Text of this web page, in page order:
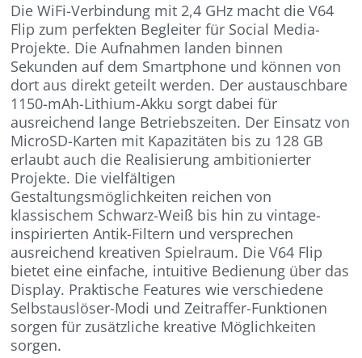
Die WiFi-Verbindung mit 2,4 GHz macht die V64
Flip zum perfekten Begleiter für Social Media-
Projekte. Die Aufnahmen landen binnen
Sekunden auf dem Smartphone und können von
dort aus direkt geteilt werden. Der austauschbare
1150-mAh-Lithium-Akku sorgt dabei für
ausreichend lange Betriebszeiten. Der Einsatz von
MicroSD-Karten mit Kapazitäten bis zu 128 GB
erlaubt auch die Realisierung ambitionierter
Projekte. Die vielfältigen
Gestaltungsmöglichkeiten reichen von
klassischem Schwarz-Weiß bis hin zu vintage-
inspirierten Antik-Filtern und versprechen
ausreichend kreativen Spielraum. Die V64 Flip
bietet eine einfache, intuitive Bedienung über das
Display. Praktische Features wie verschiedene
Selbstauslöser-Modi und Zeitraffer-Funktionen
sorgen für zusätzliche kreative Möglichkeiten
sorgen.